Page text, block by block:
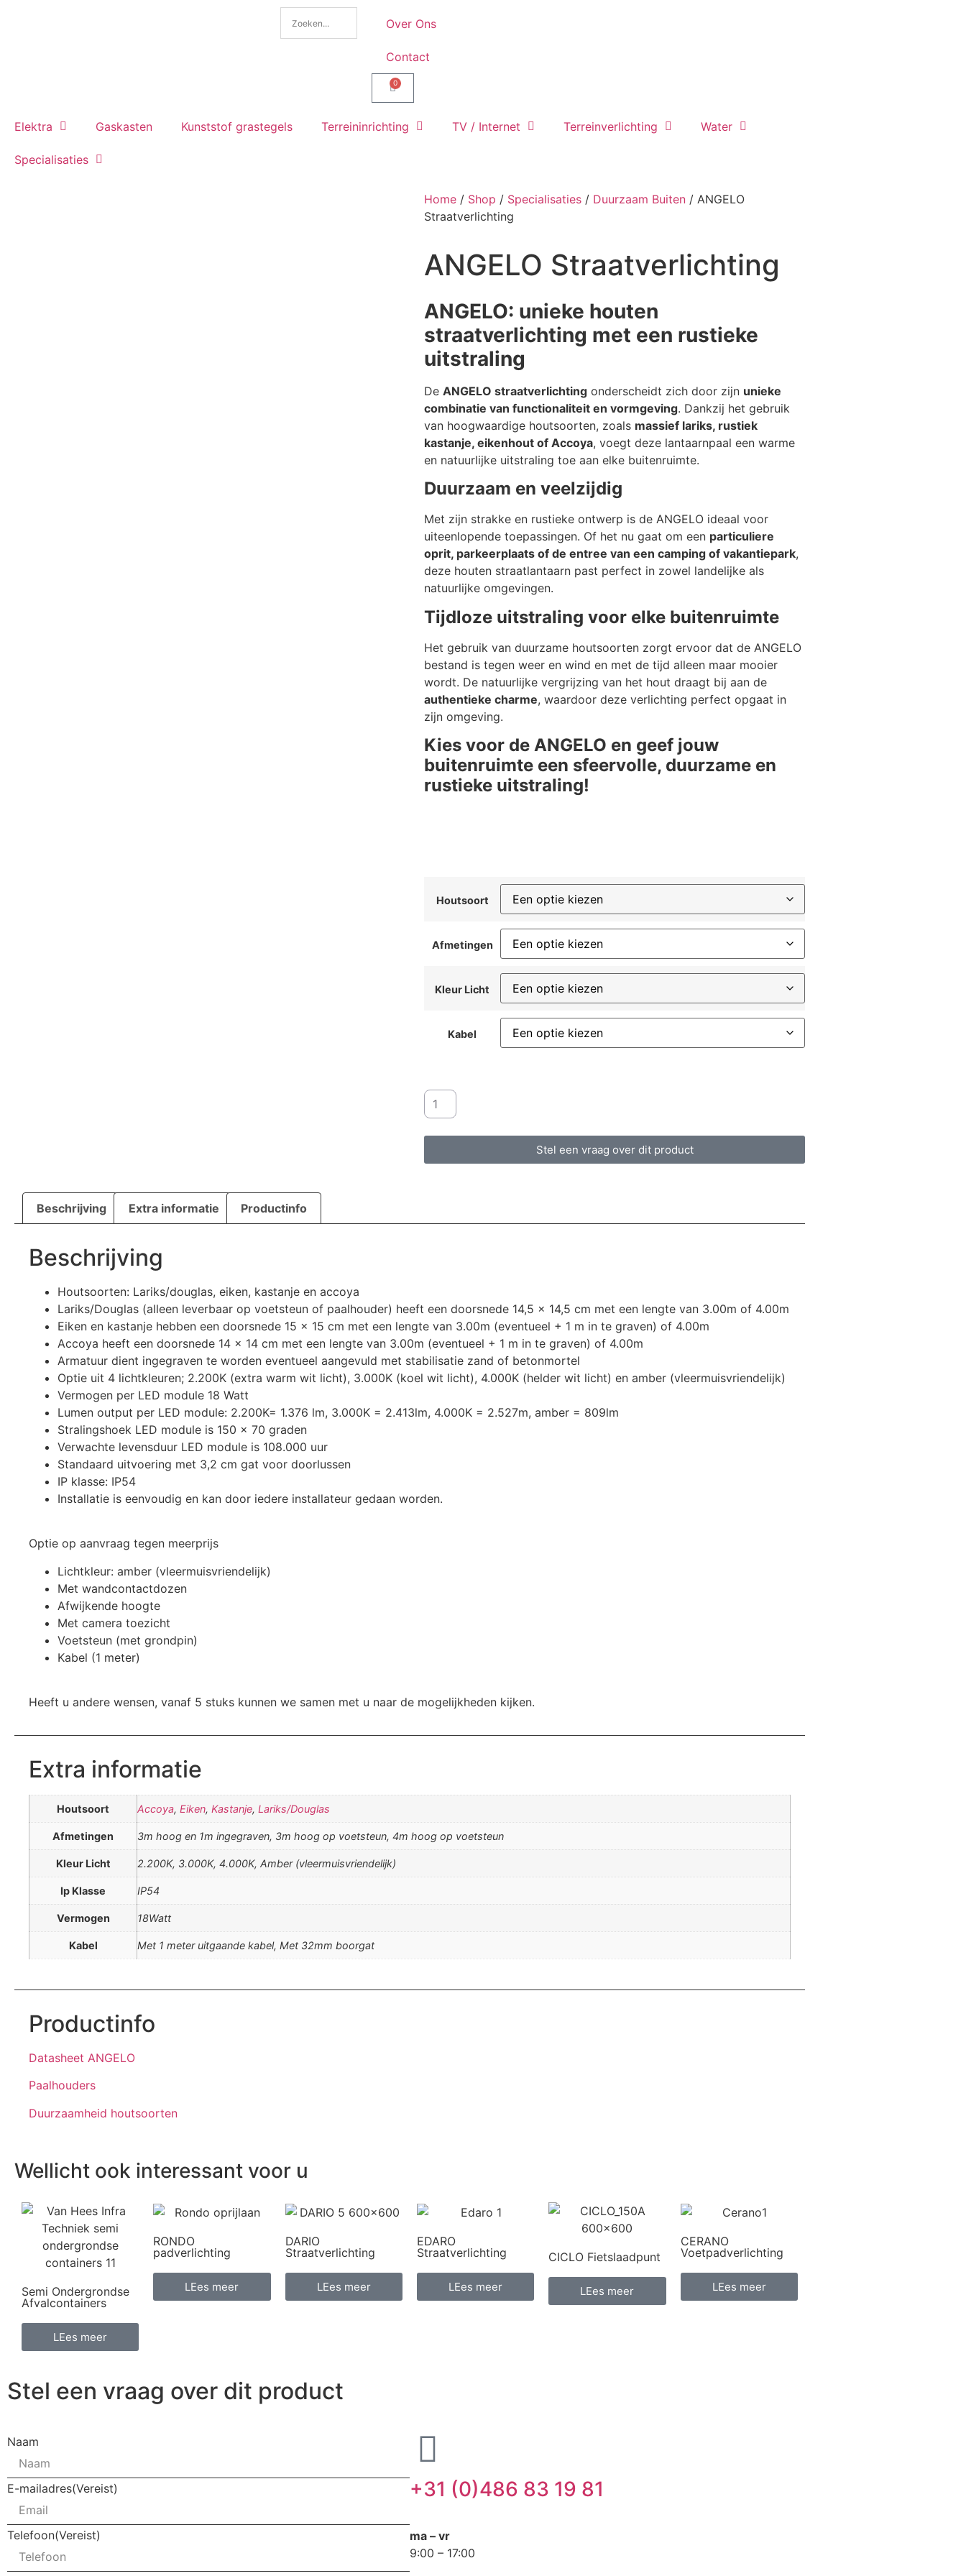
Over Ons
Contact
0
Elektra Gaskasten Kunststof grastegels Terreininrichting TV / Internet Terreinverlichting Water
Specialisaties
Home / Shop / Specialisaties / Duurzaam Buiten / ANGELO
Straatverlichting
ANGELO Straatverlichting
ANGELO: unieke houten
straatverlichting met een rustieke
uitstraling
De ANGELO straatverlichting onderscheidt zich door zijn unieke
combinatie van functionaliteit en vormgeving. Dankzij het gebruik
van hoogwaardige houtsoorten, zoals massief lariks, rustiek
kastanje, eikenhout of Accoya, voegt deze lantaarnpaal een warme
en natuurlijke uitstraling toe aan elke buitenruimte.
Duurzaam en veelzijdig
Met zijn strakke en rustieke ontwerp is de ANGELO ideaal voor
uiteenlopende toepassingen. Of het nu gaat om een particuliere
oprit, parkeerplaats of de entree van een camping of vakantiepark,
deze houten straatlantaarn past perfect in zowel landelijke als
natuurlijke omgevingen.
Tijdloze uitstraling voor elke buitenruimte
Het gebruik van duurzame houtsoorten zorgt ervoor dat de ANGELO
bestand is tegen weer en wind en met de tijd alleen maar mooier
wordt. De natuurlijke vergrijzing van het hout draagt bij aan de
authentieke charme, waardoor deze verlichting perfect opgaat in
zijn omgeving.
Kies voor de ANGELO en geef jouw
buitenruimte een sfeervolle, duurzame en
rustieke uitstraling!
Houtsoort
Afmetingen
Kleur Licht
Kabel
Stel een vraag over dit product
Beschrijving Extra informatie Productinfo
Beschrijving
Houtsoorten: Lariks/douglas, eiken, kastanje en accoya
Lariks/Douglas (alleen leverbaar op voetsteun of paalhouder) heeft een doorsnede 14,5 x 14,5 cm met een lengte van 3.00m of 4.00m
Eiken en kastanje hebben een doorsnede 15 x 15 cm met een lengte van 3.00m (eventueel + 1 m in te graven) of 4.00m
Accoya heeft een doorsnede 14 x 14 cm met een lengte van 3.00m (eventueel + 1 m in te graven) of 4.00m
Armatuur dient ingegraven te worden eventueel aangevuld met stabilisatie zand of betonmortel
Optie uit 4 lichtkleuren; 2.200K (extra warm wit licht), 3.000K (koel wit licht), 4.000K (helder wit licht) en amber (vleermuisvriendelijk)
Vermogen per LED module 18 Watt
Lumen output per LED module: 2.200K= 1.376 lm, 3.000K = 2.413lm, 4.000K = 2.527m, amber = 809lm
Stralingshoek LED module is 150 x 70 graden
Verwachte levensduur LED module is 108.000 uur
Standaard uitvoering met 3,2 cm gat voor doorlussen
IP klasse: IP54
Installatie is eenvoudig en kan door iedere installateur gedaan worden.
Optie op aanvraag tegen meerprijs
Lichtkleur: amber (vleermuisvriendelijk)
Met wandcontactdozen
Afwijkende hoogte
Met camera toezicht
Voetsteun (met grondpin)
Kabel (1 meter)
Heeft u andere wensen, vanaf 5 stuks kunnen we samen met u naar de mogelijkheden kijken.
Extra informatie
Houtsoort Accoya, Eiken, Kastanje, Lariks/Douglas
Afmetingen 3m hoog en 1m ingegraven, 3m hoog op voetsteun, 4m hoog op voetsteun
Kleur Licht 2.200K, 3.000K, 4.000K, Amber (vleermuisvriendelijk)
Ip Klasse IP54
Vermogen 18Watt
Kabel Met 1 meter uitgaande kabel, Met 32mm boorgat
Productinfo
Datasheet ANGELO
Paalhouders
Duurzaamheid houtsoorten
Wellicht ook interessant voor u
Semi Ondergrondse
Afvalcontainers
LEes meer
RONDO
padverlichting
LEes meer
DARIO
Straatverlichting
LEes meer
EDARO
Straatverlichting
LEes meer
CICLO Fietslaadpunt
LEes meer
CERANO
Voetpadverlichting
LEes meer
Stel een vraag over dit product
Naam
E-mailadres(Vereist)
Telefoon(Vereist)
+31 (0)486 83 19 81
ma – vr
9:00 – 17:00